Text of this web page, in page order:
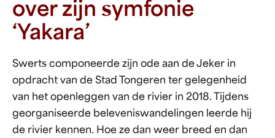
over zijn symfonie
‘Yakara’
Swerts componeerde zijn ode aan de Jeker in
opdracht van de Stad Tongeren ter gelegenheid
van het openleggen van de rivier in 2018. Tijdens
georganiseerde beleveniswandelingen leerde hij
de rivier kennen. Hoe ze dan weer breed en dan